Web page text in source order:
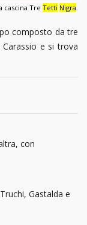
cascina Tre Tetti Nigra
composto da tre
Carassio e si trova
con
Gastalda e